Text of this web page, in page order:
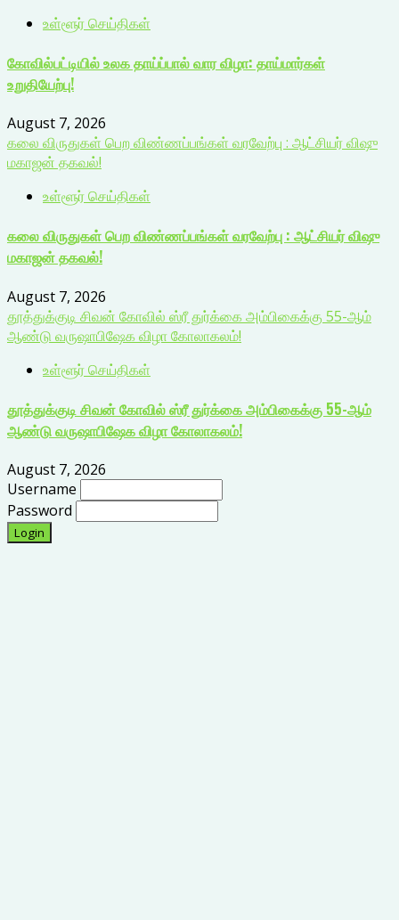
உள்ளூர் செய்திகள்
கோவில்பட்டியில் உலக தாய்ப்பால் வார விழா: தாய்மார்கள்
உறுதியேற்பு!
August 7, 2026
கலை விருதுகள் பெற விண்ணப்பங்கள் வரவேற்பு : ஆட்சியர் விஷு
மகாஜன் தகவல்!
உள்ளூர் செய்திகள்
கலை விருதுகள் பெற விண்ணப்பங்கள் வரவேற்பு : ஆட்சியர் விஷு
மகாஜன் தகவல்!
August 7, 2026
தூத்துக்குடி சிவன் கோவில் ஸ்ரீ துர்க்கை அம்பிகைக்கு 55-ஆம்
ஆண்டு வருஷாபிஷேக விழா கோலாகலம்!
உள்ளூர் செய்திகள்
தூத்துக்குடி சிவன் கோவில் ஸ்ரீ துர்க்கை அம்பிகைக்கு 55-ஆம்
ஆண்டு வருஷாபிஷேக விழா கோலாகலம்!
August 7, 2026
Username
Password